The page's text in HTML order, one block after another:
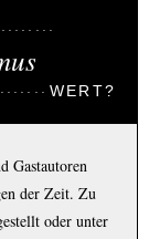
WERT?
Gastautoren
der Zeit. Zu
oder unter